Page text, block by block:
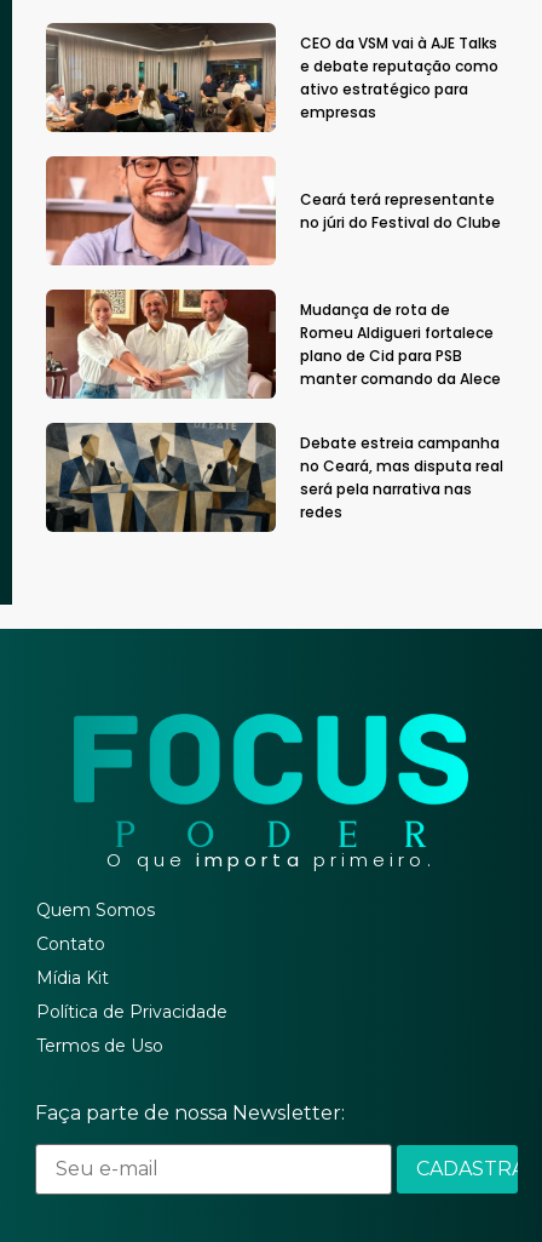
CEO da VSM vai à AJE Talks
e debate reputação como
ativo estratégico para
empresas
Ceará terá representante
no júri do Festival do Clube
Mudança de rota de
Romeu Aldigueri fortalece
plano de Cid para PSB
manter comando da Alece
Debate estreia campanha
no Ceará, mas disputa real
será pela narrativa nas
redes
O que importa primeiro.
Quem Somos
Contato
Mídia Kit
Política de Privacidade
Termos de Uso
Faça parte de nossa Newsletter: